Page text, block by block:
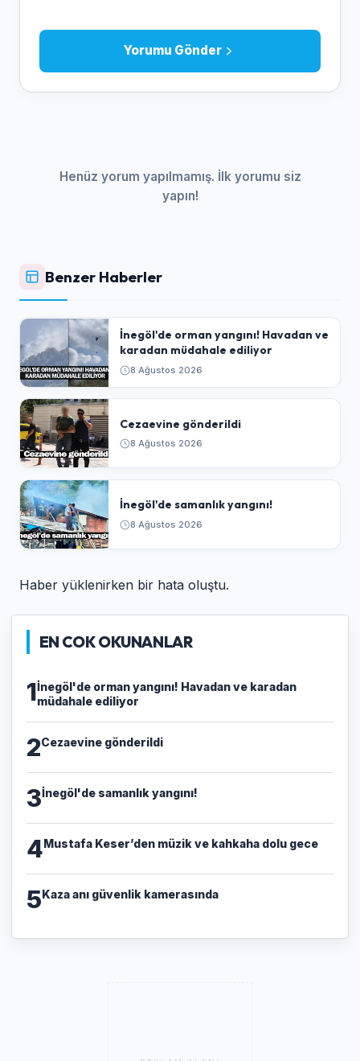
Yorumu Gönder
Henüz yorum yapılmamış. İlk yorumu siz
yapın!
Benzer Haberler
İnegöl'de orman yangını! Havadan ve
karadan müdahale ediliyor
8 Ağustos 2026
Cezaevine gönderildi
8 Ağustos 2026
İnegöl'de samanlık yangını!
8 Ağustos 2026
Haber yüklenirken bir hata oluştu.
EN COK OKUNANLAR
1İnegöl'de orman yangını! Havadan ve karadan
müdahale ediliyor
2Cezaevine gönderildi
3İnegöl'de samanlık yangını!
4Mustafa Keser’den müzik ve kahkaha dolu gece
5Kaza anı güvenlik kamerasında